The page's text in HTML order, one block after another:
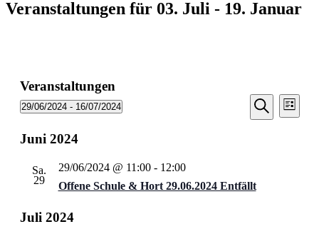
Veranstaltungen für 03. Juli - 19. Januar
Veranstaltungen
Suche
Suche
Liste
29/06/2024 - 16/07/2024
wählen.
Juni 2024
Sa.
29
Offene Schule & Hort 29.06.2024 Entfällt
29/06/2024 @ 11:00- 12:00
Juli 2024